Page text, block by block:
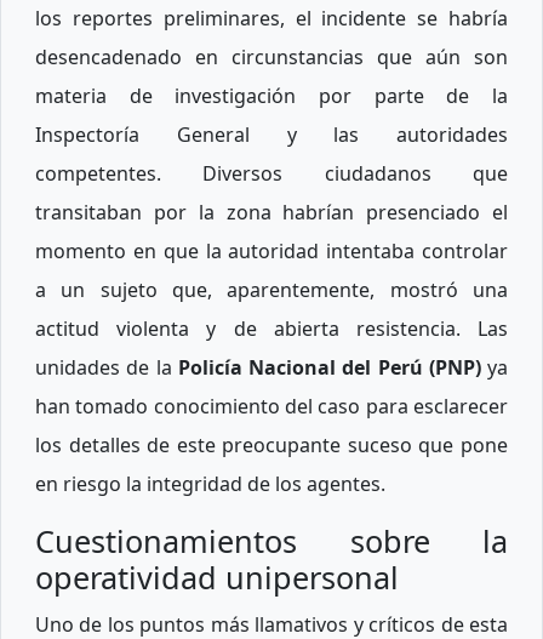
los reportes preliminares, el incidente se habría
desencadenado en circunstancias que aún son
materia de investigación por parte de la
Inspectoría General y las autoridades
competentes. Diversos ciudadanos que
transitaban por la zona habrían presenciado el
momento en que la autoridad intentaba controlar
a un sujeto que, aparentemente, mostró una
actitud violenta y de abierta resistencia. Las
unidades de la Policía Nacional del Perú (PNP)ya
han tomado conocimiento del caso para esclarecer
los detalles de este preocupante suceso que pone
en riesgo la integridad de los agentes.
Cuestionamientos sobre la
operatividad unipersonal
Uno de los puntos más llamativos y críticos de esta